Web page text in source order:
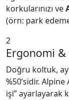
korkularınızı ve
(örn: park
2
Ergonomi
Doğru koltuk,
%50’sidir.
işi” ayarlayarak